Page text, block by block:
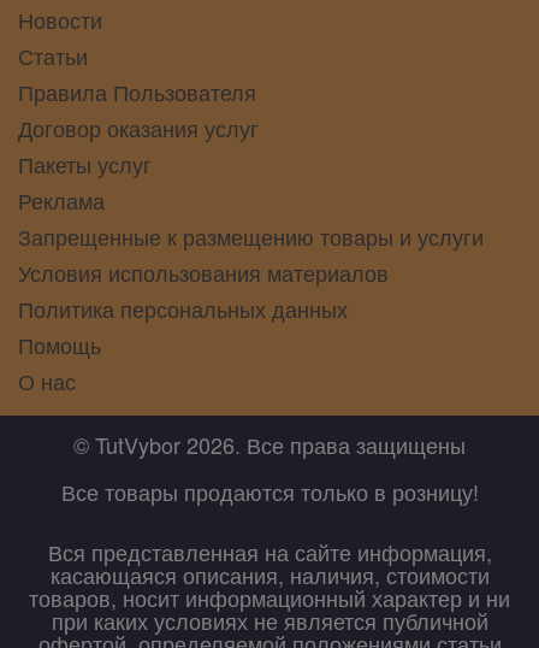
Новости
Статьи
Правила Пользователя
Договор оказания услуг
Пакеты услуг
Реклама
Запрещенные к размещению товары и услуги
Условия использования материалов
Политика персональных данных
Помощь
О нас
© TutVybor 2026. Все права защищены
Все товары продаются только в розницу!
Вся представленная на сайте информация,
касающаяся описания, наличия, стоимости
товаров, носит информационный характер и ни
при каких условиях не является публичной